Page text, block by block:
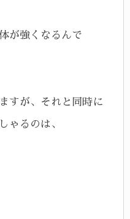
が強くなるんで
すが、それと同時に
ゃるのは、